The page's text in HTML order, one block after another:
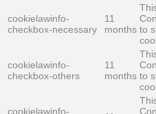
cookielawinfo-
checkbox-necessary
11
months to
cookielawinfo-
checkbox-others
11
months to
cookielawinfo-